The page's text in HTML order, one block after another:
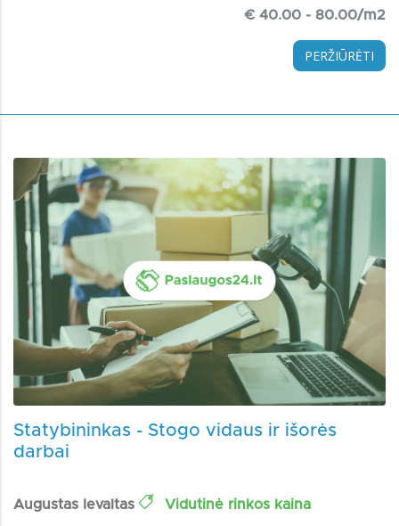
€ 40.00 - 80.00/m2
PERŽIŪRĖTI
Statybininkas - Stogo vidaus ir išorės
darbai
Augustas Ievaltas Vidutinė rinkos kaina